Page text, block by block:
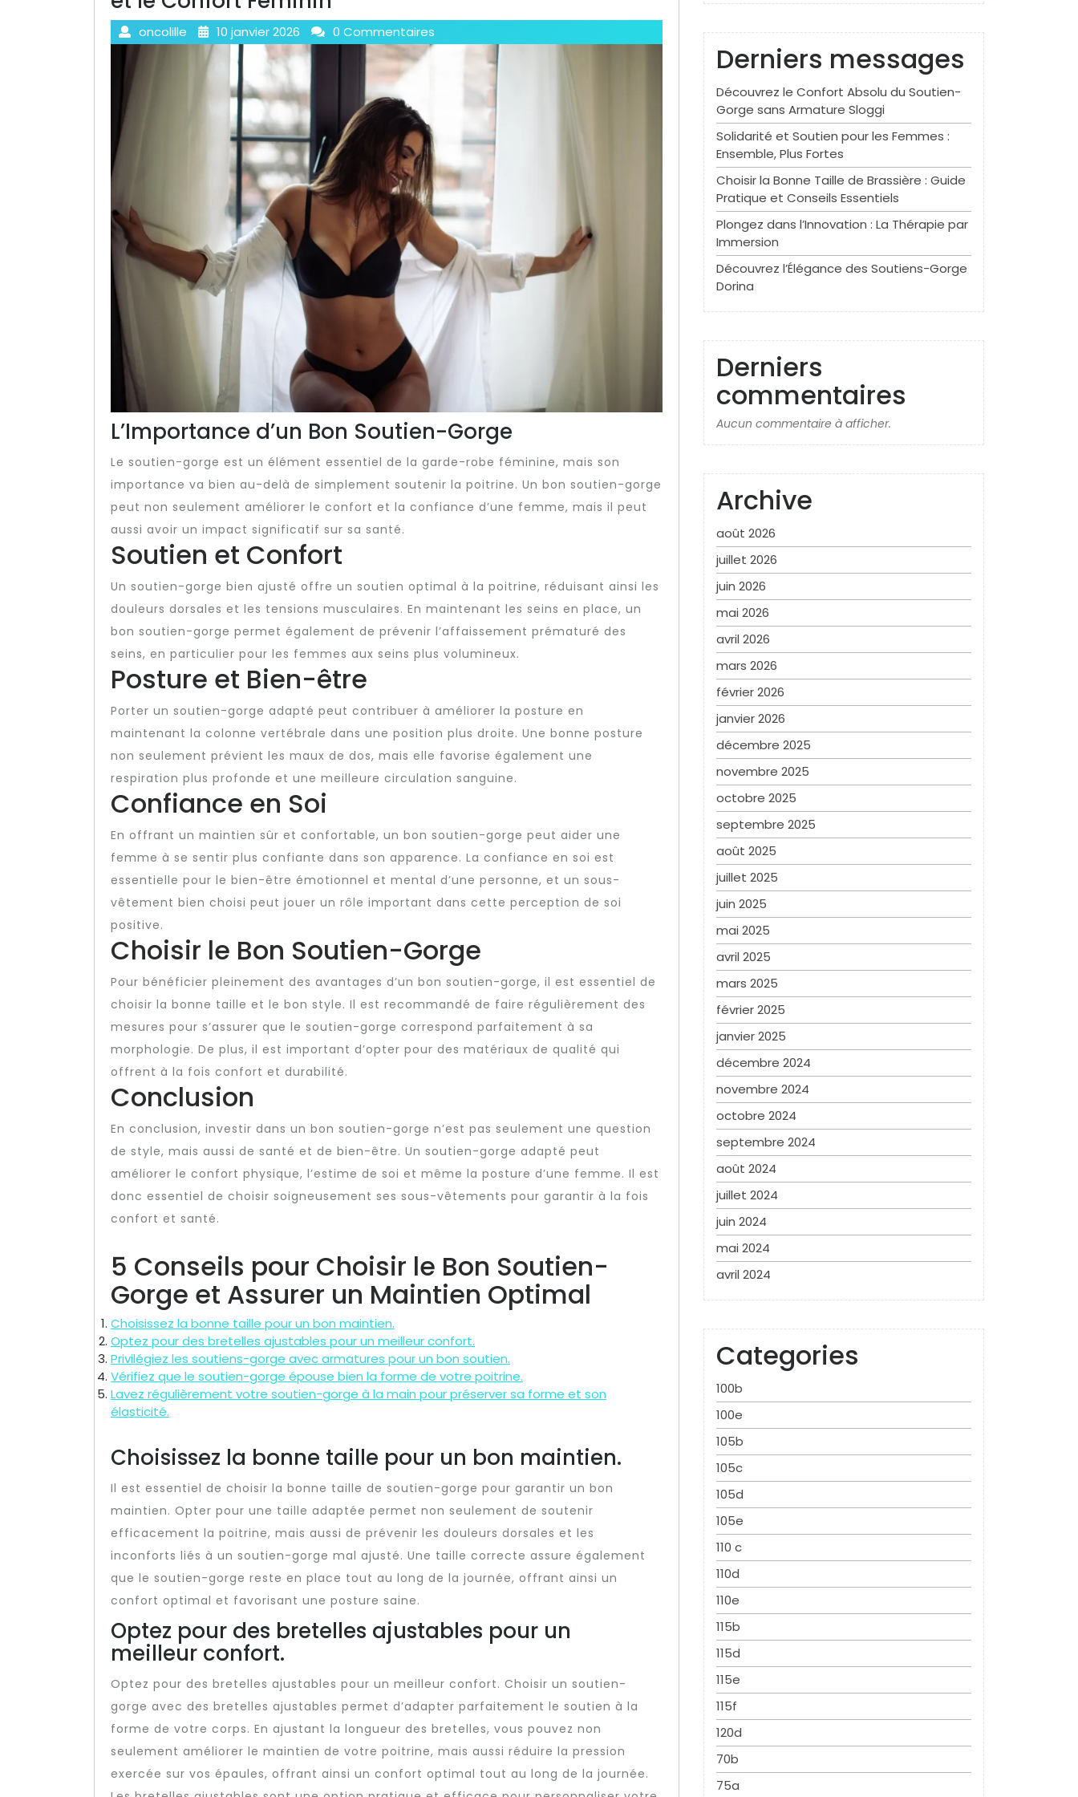
oncolille 10 janvier 2026 0 Commentaires
L’Importance d’un Bon Soutien-Gorge
Le soutien-gorge est un élément essentiel de la garde-robe féminine, mais son
importance va bien au-delà de simplement soutenir la poitrine. Un bon soutien-gorge
peut non seulement améliorer le confort et la confiance d’une femme, mais il peut
aussi avoir un impact significatif sur sa santé.
Soutien et Confort
Un soutien-gorge bien ajusté offre un soutien optimal à la poitrine, réduisant ainsi les
douleurs dorsales et les tensions musculaires. En maintenant les seins en place, un
bon soutien-gorge permet également de prévenir l’affaissement prématuré des
seins, en particulier pour les femmes aux seins plus volumineux.
Posture et Bien-être
Porter un soutien-gorge adapté peut contribuer à améliorer la posture en
maintenant la colonne vertébrale dans une position plus droite. Une bonne posture
non seulement prévient les maux de dos, mais elle favorise également une
respiration plus profonde et une meilleure circulation sanguine.
Confiance en Soi
En offrant un maintien sûr et confortable, un bon soutien-gorge peut aider une
femme à se sentir plus confiante dans son apparence. La confiance en soi est
essentielle pour le bien-être émotionnel et mental d’une personne, et un sous-
vêtement bien choisi peut jouer un rôle important dans cette perception de soi
positive.
Choisir le Bon Soutien-Gorge
Pour bénéficier pleinement des avantages d’un bon soutien-gorge, il est essentiel de
choisir la bonne taille et le bon style. Il est recommandé de faire régulièrement des
mesures pour s’assurer que le soutien-gorge correspond parfaitement à sa
morphologie. De plus, il est important d’opter pour des matériaux de qualité qui
offrent à la fois confort et durabilité.
Conclusion
En conclusion, investir dans un bon soutien-gorge n’est pas seulement une question
de style, mais aussi de santé et de bien-être. Un soutien-gorge adapté peut
améliorer le confort physique, l’estime de soi et même la posture d’une femme. Il est
donc essentiel de choisir soigneusement ses sous-vêtements pour garantir à la fois
confort et santé.
5 Conseils pour Choisir le Bon Soutien-
Gorge et Assurer un Maintien Optimal
Choisissez la bonne taille pour un bon maintien.
Optez pour des bretelles ajustables pour un meilleur confort.
Privilégiez les soutiens-gorge avec armatures pour un bon soutien.
Vérifiez que le soutien-gorge épouse bien la forme de votre poitrine.
Lavez régulièrement votre soutien-gorge à la main pour préserver sa forme et son
élasticité.
Choisissez la bonne taille pour un bon maintien.
Il est essentiel de choisir la bonne taille de soutien-gorge pour garantir un bon
maintien. Opter pour une taille adaptée permet non seulement de soutenir
efficacement la poitrine, mais aussi de prévenir les douleurs dorsales et les
inconforts liés à un soutien-gorge mal ajusté. Une taille correcte assure également
que le soutien-gorge reste en place tout au long de la journée, offrant ainsi un
confort optimal et favorisant une posture saine.
Optez pour des bretelles ajustables pour un
meilleur confort.
Optez pour des bretelles ajustables pour un meilleur confort. Choisir un soutien-
gorge avec des bretelles ajustables permet d’adapter parfaitement le soutien à la
forme de votre corps. En ajustant la longueur des bretelles, vous pouvez non
seulement améliorer le maintien de votre poitrine, mais aussi réduire la pression
exercée sur vos épaules, offrant ainsi un confort optimal tout au long de la journée.
Derniers messages
Découvrez le Confort Absolu du Soutien-
Gorge sans Armature Sloggi
Solidarité et Soutien pour les Femmes :
Ensemble, Plus Fortes
Choisir la Bonne Taille de Brassière : Guide
Pratique et Conseils Essentiels
Plongez dans l’Innovation : La Thérapie par
Immersion
Découvrez l’Élégance des Soutiens-Gorge
Dorina
Derniers
commentaires
Aucun commentaire à afficher.
Archive
août 2026
juillet 2026
juin 2026
mai 2026
avril 2026
mars 2026
février 2026
janvier 2026
décembre 2025
novembre 2025
octobre 2025
septembre 2025
août 2025
juillet 2025
juin 2025
mai 2025
avril 2025
mars 2025
février 2025
janvier 2025
décembre 2024
novembre 2024
octobre 2024
septembre 2024
août 2024
juillet 2024
juin 2024
mai 2024
avril 2024
Categories
100b
100e
105b
105c
105d
105e
110 c
110d
110e
115b
115d
115e
115f
120d
70b
75a